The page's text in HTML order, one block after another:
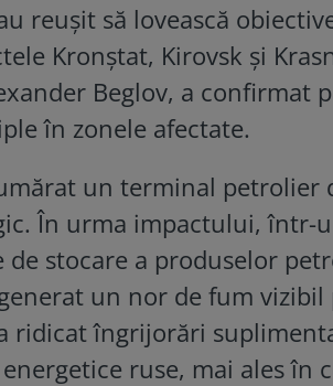
reușit să lovească
Kronștat, Kirovsk și
Beglov, a confirmat
în zonele afectate.
un terminal petrolier
În urma impactului, într-
de stocare a produselor
un nor de fum vizibil
ridicat îngrijorări
ruse, mai ales în